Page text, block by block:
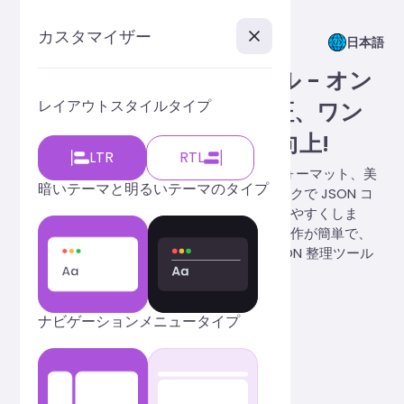
カスタマイザー
レイアウトスタイルタイプ
LTR
RTL
暗いテーマと明るいテーマのタイプ
ナビゲーションメニュータイプ
JSON フォーマット ツール - オン
ラインの美化、圧縮、検証、ワン
クリックで読みやすさを向上!
プロフェッショナルな JSON オンライン フォーマット、美
化、圧縮、検証ツールを提供し、ワンクリックで JSON コ
ードを最適化して、データをより明確で読みやすくしま
す。大容量ファイルの処理をサポートし、操作が簡単で、
インストールが不要で、効率的で便利な JSON 整理ツール
をすぐに体験できます。
日本語